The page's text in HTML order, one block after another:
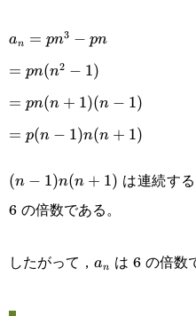
a_n=pn^3-
an = pn3 − pn
=pn(n^2-
1)
= pn(n2 − 1)
=pn(n+1)
(n-1)
= pn(n + 1)(n − 1)
=p(n-
= p(n − 1)n(n + 1)
(n-
1)n(n+1)
(n − 1)n(n + 1) は連続す
6 の倍数である。
したがって， an は 6 の倍数